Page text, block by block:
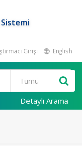
Girişi English
Detaylı Arama